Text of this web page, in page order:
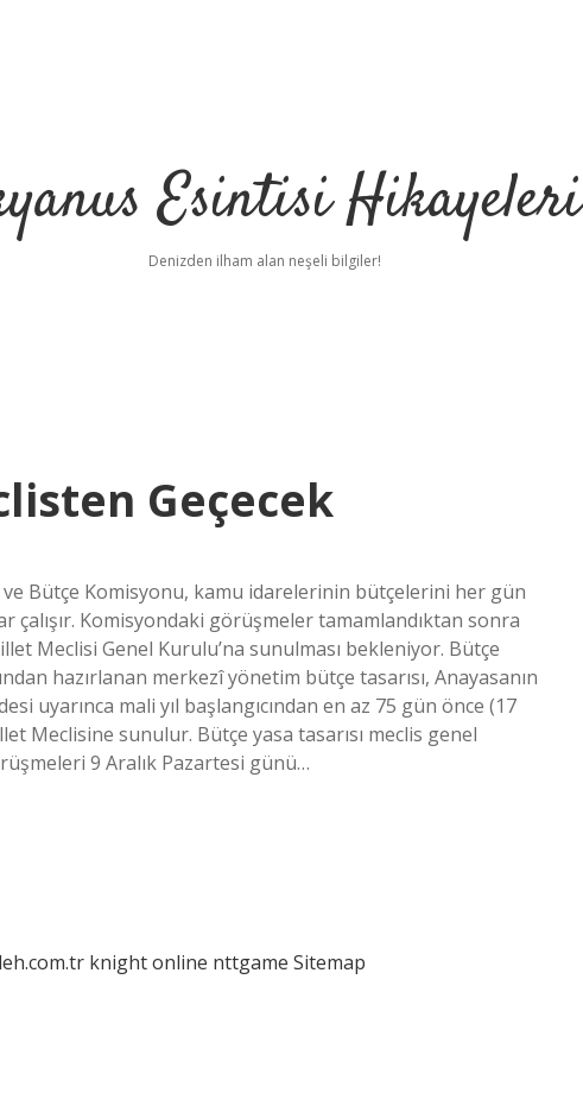
Esintisi Hikayeleri
Denizden ilham alan neşeli bilgiler!
Geçecek
ve Bütçe Komisyonu, kamu idarelerinin bütçelerini her gün
çalışır. Komisyondaki görüşmeler tamamlandıktan sonra
Meclisi Genel Kurulu’na sunulması bekleniyor. Bütçe
hazırlanan merkezî yönetim bütçe tasarısı, Anayasanın
uyarınca mali yıl başlangıcından en az 75 gün önce (17
Meclisine sunulur. Bütçe yasa tasarısı meclis genel
9 Aralık Pazartesi günü…
knight online nttgame Sitemap